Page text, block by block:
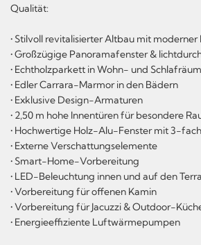
Qualität:
• Stilvoll revitalisierter Altbau mit
• Großzügige Panoramafenster &
• Echtholzparkett in Wohn- und
• Edler Carrara-Marmor in den Bädern
• Exklusive Design-Armaturen
• 2,50 m hohe Innentüren für besondere
• Hochwertige Holz-Alu-Fenster mit 3-
• Externe Verschattungselemente
• Smart-Home-Vorbereitung
• LED-Beleuchtung innen und auf den
• Vorbereitung für offenen Kamin
• Vorbereitung für Jacuzzi & Outdoor-
• Energieeffiziente Luftwärmepumpen